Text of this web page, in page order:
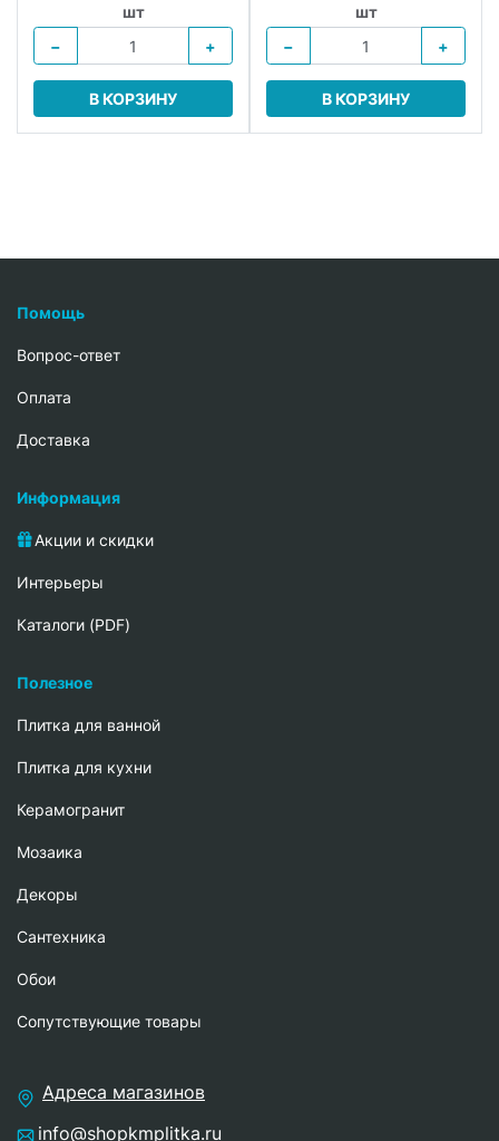
шт
−
+
В КОРЗИНУ
шт
−
+
В КОРЗИНУ
Помощь
Вопрос-ответ
Oплата
Доставка
Информация
Акции и скидки
Интерьеры
Каталоги (PDF)
Полезное
Плитка для ванной
Плитка для кухни
Керамогранит
Мозаика
Декоры
Сантехника
Обои
Сопутствующие товары
Адреса магазинов
info@shopkmplitka.ru